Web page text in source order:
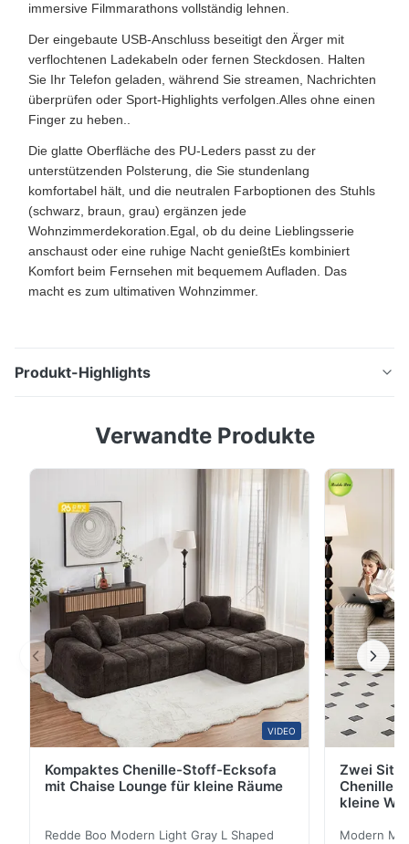
immersive Filmmarathons vollständig lehnen.
Der eingebaute USB-Anschluss beseitigt den Ärger mit
verflochtenen Ladekabeln oder fernen Steckdosen. Halten
Sie Ihr Telefon geladen, während Sie streamen, Nachrichten
überprüfen oder Sport-Highlights verfolgen.Alles ohne einen
Finger zu heben..
Die glatte Oberfläche des PU-Leders passt zu der
unterstützenden Polsterung, die Sie stundenlang
komfortabel hält, und die neutralen Farboptionen des Stuhls
(schwarz, braun, grau) ergänzen jede
Wohnzimmerdekoration.Egal, ob du deine Lieblingsserie
anschaust oder eine ruhige Nacht genießtEs kombiniert
Komfort beim Fernsehen mit bequemem Aufladen. Das
macht es zum ultimativen Wohnzimmer.
Produkt-Highlights
USB-Anschluss für Wohnzimmer Merkmal Einzelheiten
Herkunftsort Huizhou, China Füllstoff Schaumstoff mit
hoher Dichte Verpackung Zwei Stück in einer
Schachtel Material Pu-Leder Versorgungsfähigkeit 500
Stück ...
Verwandte Produkte
VIDEO
Kompaktes Chenille-Stoff-Ecksofa
mit Chaise Lounge für kleine Räume
Redde Boo Modern Light Gray L Shaped
Zwei
Chenille
kleine
Modern